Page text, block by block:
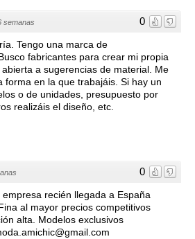
0
semanas
Tengo una marca de
fabricantes para crear mi propia
a sugerencias de material. Me
forma en la que trabajáis. Si hay un
o de unidades, presupuesto por
realizáis el diseño, etc.
0
recién llegada a España
al mayor precios competitivos
alta. Modelos exclusivos